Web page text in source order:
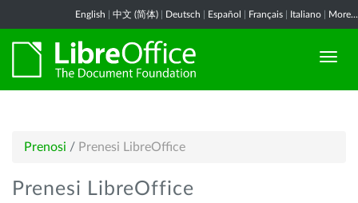
English 中文 (简体) Deutsch Español Français Italiano More...
Prenosi / Prenesi LibreOffice
Prenesi LibreOffice